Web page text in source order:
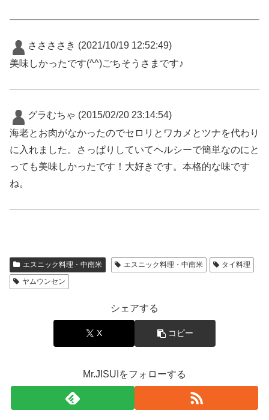
ささささき (2021/10/19 12:52:49)
美味しかったです(^^)ごちそうさまです♪
グラむちゃ (2015/02/20 23:14:54)
海老とお肉がなかったのでセロリとワカメとツナを代わり
に入れました。さっぱりしていてヘルシーで簡単なのにと
っても美味しかったです！大好きです。本格的な味です
ね。
エスニック料理・中南米 エスニック料理・中南米
タイ料理
ヤムウンセン
シェアする
X コピー
Mr.JISUIをフォローする